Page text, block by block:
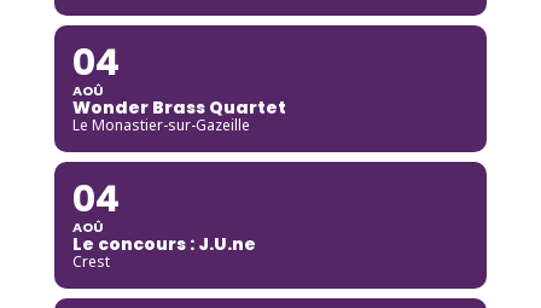
04
AOÛ
Wonder Brass Quartet
Le Monastier-sur-Gazeille
04
AOÛ
Le concours : J.U.ne
Crest